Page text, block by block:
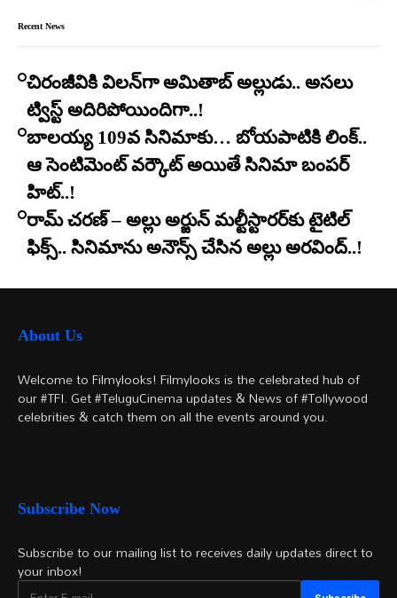
Recent News
చిరంజీవికి విలన్‌గా అమితాబ్ అల్లుడు.. అసలు
ట్విస్ట్ అదిరిపోయిందిగా..!
బాలయ్య 109వ సినిమాకు… బోయపాటికి లింక్..
ఆ సెంటిమెంట్ వర్కౌట్ అయితే సినిమా బంపర్
హిట్..!
రామ్ చరణ్ – అల్లు అర్జున్ మల్టీస్టారర్​కు టైటిల్
ఫిక్స్.. సినిమాను అనౌన్స్ చేసిన అల్లు అరవింద్..!
About Us
Welcome to Filmylooks! Filmylooks is the celebrated hub of
our #TFI. Get #TeluguCinema updates & News of #Tollywood
celebrities & catch them on all the events around you.
Subscribe Now
Subscribe to our mailing list to receives daily updates direct to
your inbox!